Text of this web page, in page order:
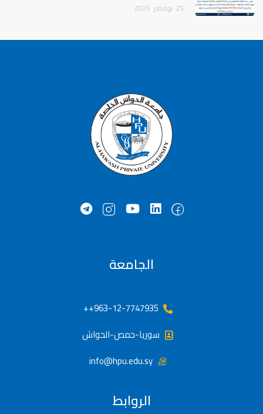
25 نوفمبر 2025
الجامعة
963-12-7747935++
سوريا-حمص-الحواش
info@hpu.edu.sy
الروابط